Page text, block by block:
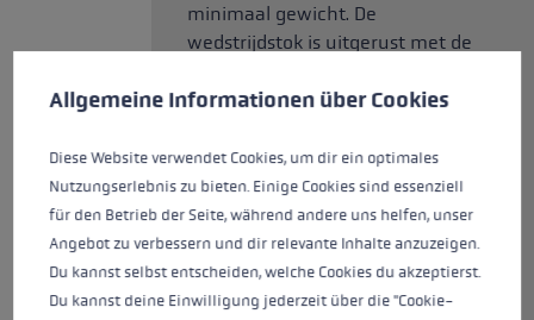
minimaal gewicht. De
wedstrijdstok is uitgerust met de
grip-lus systeem dat 100
trailrunning. De strap past als
gegoten en stuurt de kracht
rechtstreeks naar het midden
van de stok. Als alternatief voor
de strap kan ook een geschikte
Trigger handschoen worden
This website uses cookies to give you the best possible experience.
Allgemeine Informationen über Cookies
Diese Website verwendet Cookies, um dir ein optimales
Nutzungserlebnis zu bieten. Einige Cookies sind essenziell
für den Betrieb der Seite, während andere uns helfen, unser
Angebot zu verbessern und dir relevante Inhalte anzuzeigen.
Du kannst selbst entscheiden, welche Cookies du akzeptierst.
Du kannst deine Einwilligung jederzeit über die "Cookie-